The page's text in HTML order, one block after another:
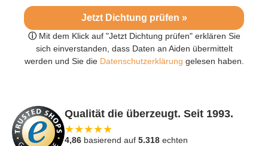
Jetzt Dichtung prüfen »
ⓘ Mit dem Klick auf "Jetzt Dichtung prüfen" erklären Sie
sich einverstanden, dass Daten an Aiden übermittelt
werden und Sie dieDatenschutzerklärung gelesen haben.
Qualität die überzeugt. Seit 1993.
★★★★★
4,86 basierend auf 5.318 echten